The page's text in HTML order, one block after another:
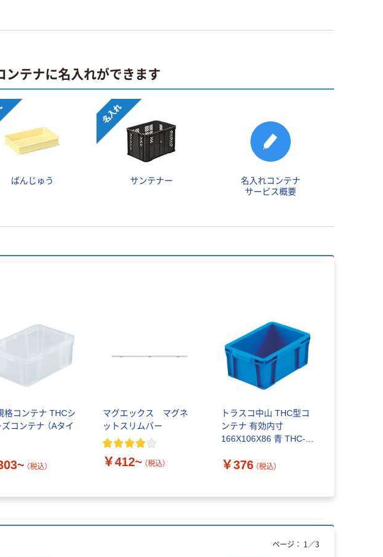
ンテナに名入れができます
ばんじゅう サンテナー
名入れコンテナ
サービス概要
格コンテナ THCシ
ズコンテナ （Aタイ
（税込）
マグエックス マグネ
ットスリムバー
￥412~ （税込）
トラスコ中山 THC型コ
ンテナ 有効内寸
166X106X86 青 THC-
￥376 （税込）
ページ： 1 ／3